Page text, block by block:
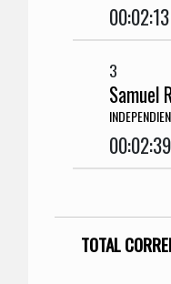
00:02:13
3
Samuel
00:02:39
TOTAL